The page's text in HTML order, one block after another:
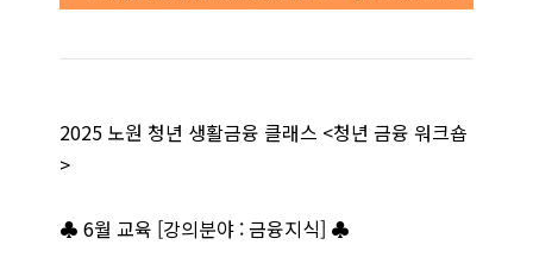
2025 노원 청년 생활금융 클래스 <청년 금융 워크숍
>
♣ 6월 교육 [강의분야 : 금융지식] ♣